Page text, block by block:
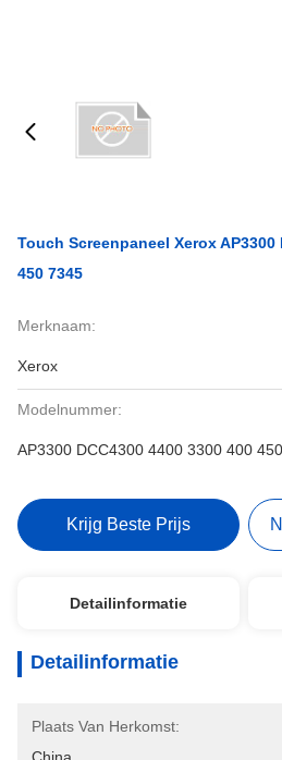
Touch Screenpaneel Xerox AP3300
450 7345
Merknaam:
Xerox
Modelnummer:
AP3300 DCC4300 4400 3300 400
Krijg Beste Prijs
Detailinformatie
Detailinformatie
Plaats Van Herkomst: